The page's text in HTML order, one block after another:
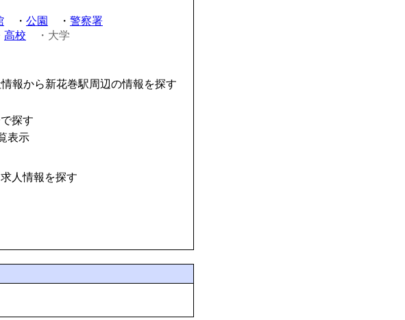
・ 公園 ・ 警察署
高校
・大学
報から新花巻駅周辺の情報を探す
探す
表示
人情報を探す